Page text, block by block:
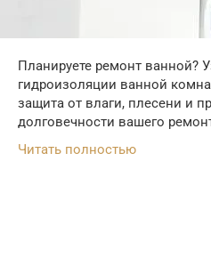
Планируете ремонт ванной?
гидроизоляции ванной
защита от влаги, плесени и
долговечности вашего
Читать полностью